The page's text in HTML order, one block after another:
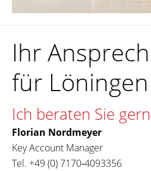
Ihr
für Löningen
Ich beraten Sie
Florian Nordmeyer
Key Account Manager
Tel. +49 (0) 7170‐4093356